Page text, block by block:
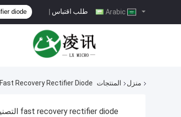
طلب اقتباس |
منزل المنتجات Fast Recovery Rectifier Diode
fast recovery rectifier diode التصنيع عبر الإنترنت